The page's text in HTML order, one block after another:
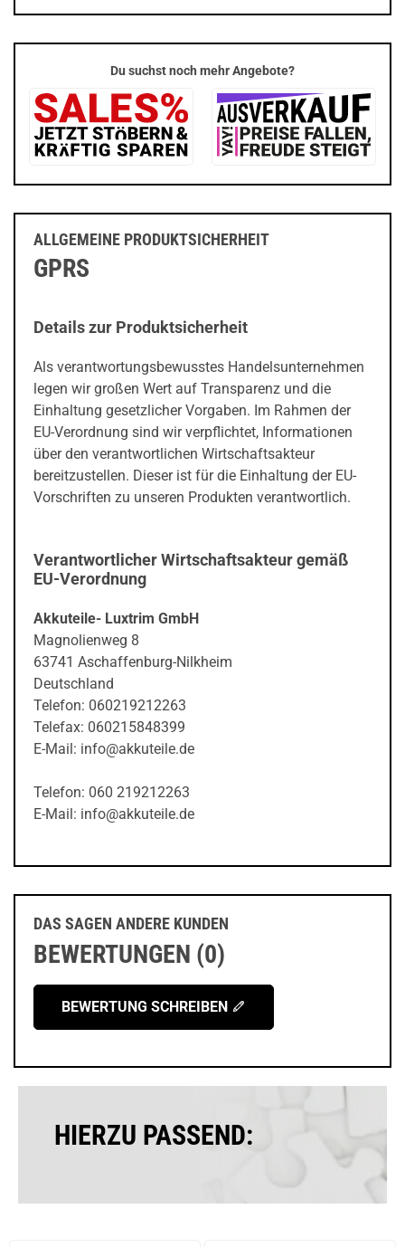
Du suchst noch mehr Angebote?
ALLGEMEINE PRODUKTSICHERHEIT
GPRS
Details zur Produktsicherheit
Als verantwortungsbewusstes Handelsunternehmen
legen wir großen Wert auf Transparenz und die
Einhaltung gesetzlicher Vorgaben. Im Rahmen der
EU-Verordnung sind wir verpflichtet, Informationen
über den verantwortlichen Wirtschaftsakteur
bereitzustellen. Dieser ist für die Einhaltung der EU-
Vorschriften zu unseren Produkten verantwortlich.
Verantwortlicher Wirtschaftsakteur gemäß
EU-Verordnung
Akkuteile- Luxtrim GmbH
Magnolienweg 8
63741 Aschaffenburg-Nilkheim
Deutschland
Telefon: 060219212263
Telefax: 060215848399
E-Mail: info@akkuteile.de
Telefon: 060 219212263
E-Mail: info@akkuteile.de
DAS SAGEN ANDERE KUNDEN
BEWERTUNGEN (0)
BEWERTUNG SCHREIBEN
HIERZU PASSEND: